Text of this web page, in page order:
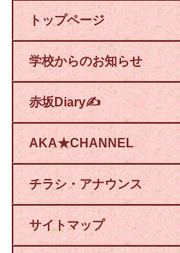
トップページ
学校からのお知らせ
赤坂Diary✍
AKA★CHANNEL
チラシ・アナウンス
サイトマップ